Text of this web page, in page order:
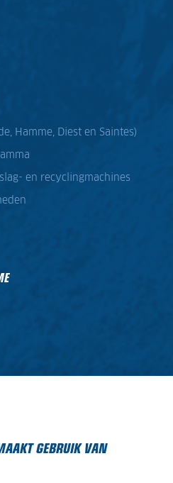
GEBRUIK VAN
Hamme, Diest en Saintes)
en recyclingmachines